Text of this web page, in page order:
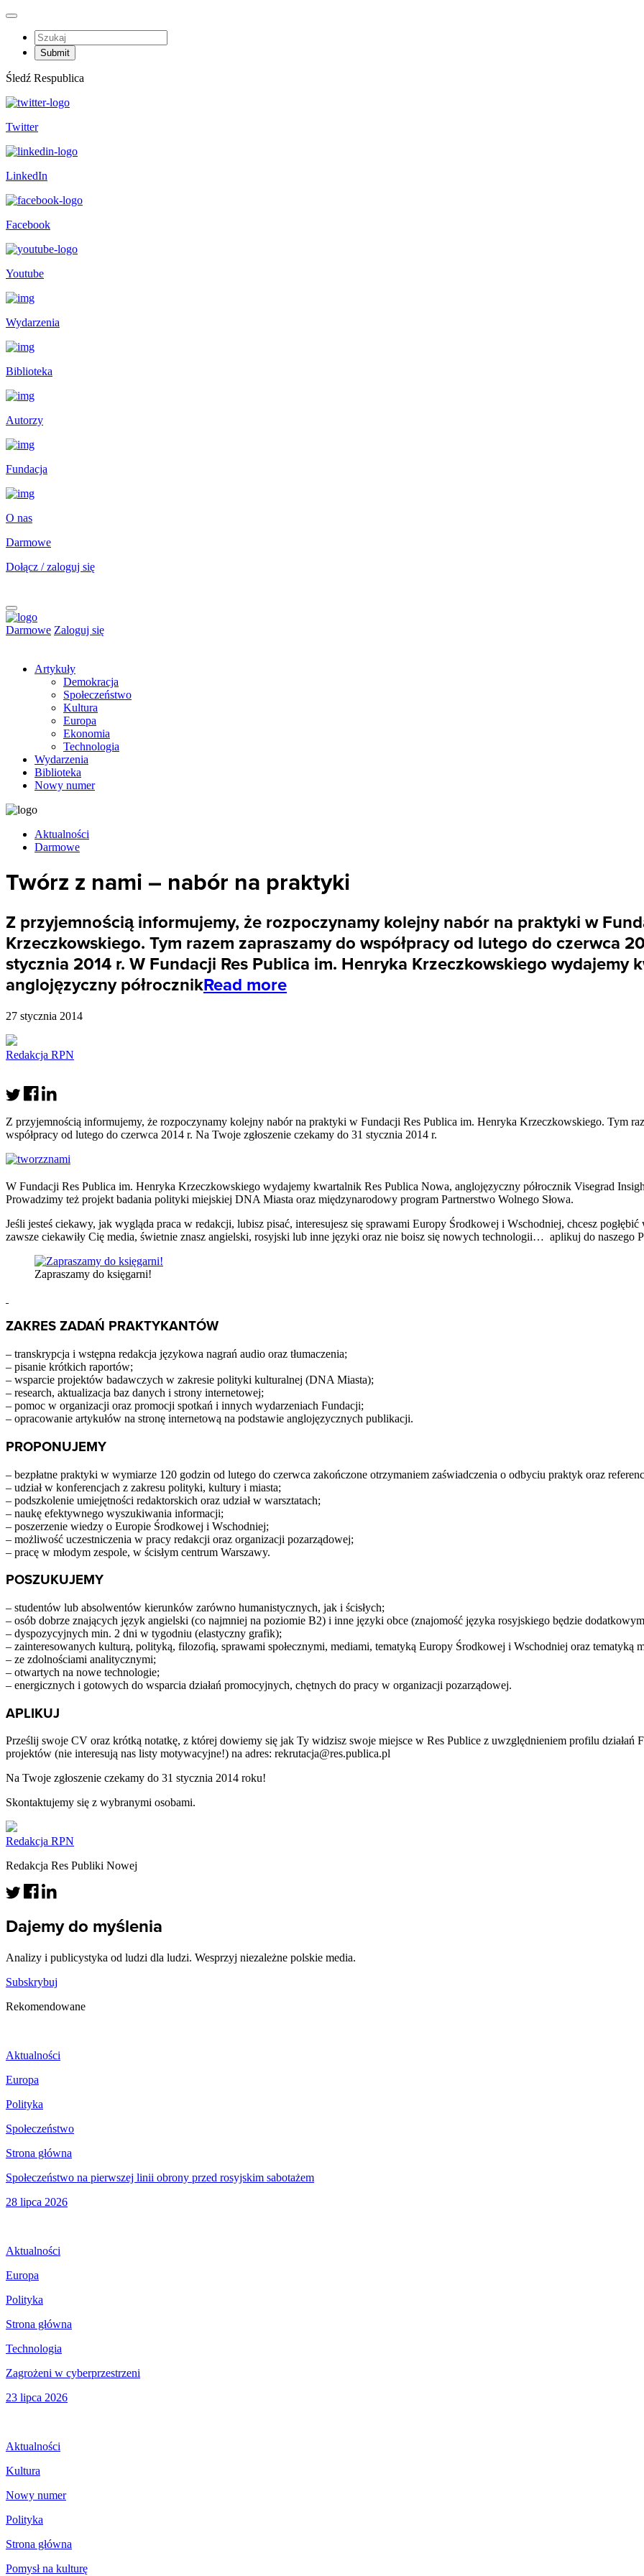
Śledź Respublica
Twitter
LinkedIn
Facebook
Youtube
Wydarzenia
Biblioteka
Autorzy
Fundacja
O nas
Darmowe
Dołącz / zaloguj się
Darmowe Zaloguj się
Artykuły
Demokracja
Społeczeństwo
Kultura
Europa
Ekonomia
Technologia
Wydarzenia
Biblioteka
Nowy numer
Aktualności
Darmowe
Twórz z nami – nabór na praktyki
Z przyjemnością informujemy, że rozpoczynamy kolejny nabór na praktyki w
Krzeczkowskiego. Tym razem zapraszamy do współpracy od lutego do czerwca
stycznia 2014 r. W Fundacji Res Publica im. Henryka Krzeczkowskiego wydajemy
anglojęzyczny półrocznikRead more
27 stycznia 2014
Redakcja RPN
Z przyjemnością informujemy, że rozpoczynamy kolejny nabór na praktyki w Fundacji Res Publica im. Henryka Krzeczkowskiego. Tym
współpracy od lutego do czerwca 2014 r. Na Twoje zgłoszenie czekamy do 31 stycznia 2014 r.
W Fundacji Res Publica im. Henryka Krzeczkowskiego wydajemy kwartalnik Res Publica Nowa, anglojęzyczny półrocznik Visegrad
Prowadzimy też projekt badania polityki miejskiej DNA Miasta oraz międzynarodowy program Partnerstwo Wolnego Słowa.
Jeśli jesteś ciekawy, jak wygląda praca w redakcji, lubisz pisać, interesujesz się sprawami Europy Środkowej i Wschodniej, chcesz
zawsze ciekawiły Cię media, świetnie znasz angielski, rosyjski lub inne języki oraz nie boisz się nowych technologii… aplikuj do naszego
Zapraszamy do księgarni!
ZAKRES ZADAŃ PRAKTYKANTÓW
– transkrypcja i wstępna redakcja językowa nagrań audio oraz tłumaczenia;
– pisanie krótkich raportów;
– wsparcie projektów badawczych w zakresie polityki kulturalnej (DNA Miasta);
– research, aktualizacja baz danych i strony internetowej;
– pomoc w organizacji oraz promocji spotkań i innych wydarzeniach Fundacji;
– opracowanie artykułów na stronę internetową na podstawie anglojęzycznych publikacji.
PROPONUJEMY
– bezpłatne praktyki w wymiarze 120 godzin od lutego do czerwca zakończone otrzymaniem zaświadczenia o odbyciu praktyk oraz
– udział w konferencjach z zakresu polityki, kultury i miasta;
– podszkolenie umiejętności redaktorskich oraz udział w warsztatach;
– naukę efektywnego wyszukiwania informacji;
– poszerzenie wiedzy o Europie Środkowej i Wschodniej;
– możliwość uczestniczenia w pracy redakcji oraz organizacji pozarządowej;
– pracę w młodym zespole, w ścisłym centrum Warszawy.
POSZUKUJEMY
– studentów lub absolwentów kierunków zarówno humanistycznych, jak i ścisłych;
– osób dobrze znających język angielski (co najmniej na poziomie B2) i inne języki obce (znajomość języka rosyjskiego będzie
– dyspozycyjnych min. 2 dni w tygodniu (elastyczny grafik);
– zainteresowanych kulturą, polityką, filozofią, sprawami społecznymi, mediami, tematyką Europy Środkowej i Wschodniej oraz tematyką
– ze zdolnościami analitycznymi;
– otwartych na nowe technologie;
– energicznych i gotowych do wsparcia działań promocyjnych, chętnych do pracy w organizacji pozarządowej.
APLIKUJ
Prześlij swoje CV oraz krótką notatkę, z której dowiemy się jak Ty widzisz swoje miejsce w Res Publice z uwzględnieniem profilu działań
projektów (nie interesują nas listy motywacyjne!) na adres: rekrutacja@res.publica.pl
Na Twoje zgłoszenie czekamy do 31 stycznia 2014 roku!
Skontaktujemy się z wybranymi osobami.
Redakcja RPN
Redakcja Res Publiki Nowej
Dajemy do myślenia
Analizy i publicystyka od ludzi dla ludzi. Wesprzyj niezależne polskie media.
Subskrybuj
Rekomendowane
Aktualności
Europa
Polityka
Społeczeństwo
Strona główna
Społeczeństwo na pierwszej linii obrony przed rosyjskim sabotażem
28 lipca 2026
Aktualności
Europa
Polityka
Strona główna
Technologia
Zagrożeni w cyberprzestrzeni
23 lipca 2026
Aktualności
Kultura
Nowy numer
Polityka
Strona główna
Pomysł na kulturę